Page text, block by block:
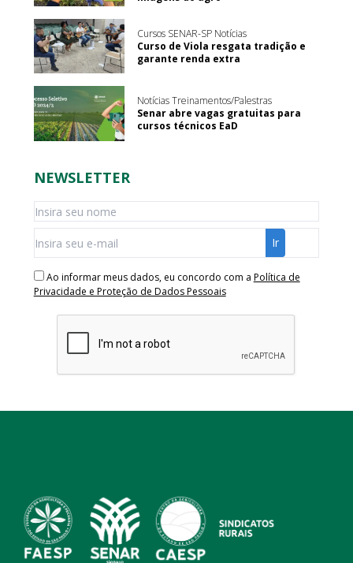
Cursos SENAR-SP Notícias
Curso de Viola resgata tradição e
garante renda extra
Notícias Treinamentos/Palestras
Senar abre vagas gratuitas para
cursos técnicos EaD
NEWSLETTER
Ao informar meus dados, eu concordo com a Política de
Privacidade e Proteção de Dados Pessoais